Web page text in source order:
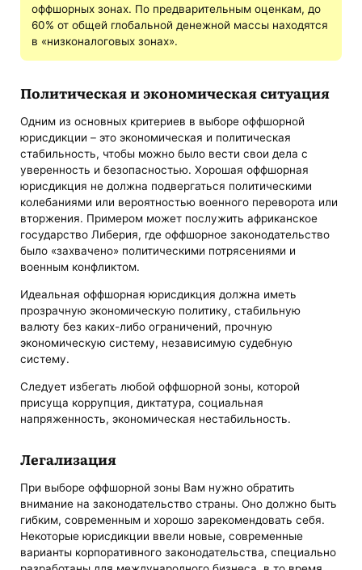
оффшорных зонах. По предварительным оценкам, до
60% от общей глобальной денежной массы находятся
в «низконалоговых зонах».
Политическая и экономическая ситуация
Одним из основных критериев в выборе оффшорной
юрисдикции – это экономическая и политическая
стабильность, чтобы можно было вести свои дела с
уверенность и безопасностью. Хорошая оффшорная
юрисдикция не должна подвергаться политическими
колебаниями или вероятностью военного переворота или
вторжения. Примером может послужить африканское
государство Либерия, где оффшорное законодательство
было «захвачено» политическими потрясениями и
военным конфликтом.
Идеальная оффшорная юрисдикция должна иметь
прозрачную экономическую политику, стабильную
валюту без каких-либо ограничений, прочную
экономическую систему, независимую судебную
систему.
Следует избегать любой оффшорной зоны, которой
присуща коррупция, диктатура, социальная
напряженность, экономическая нестабильность.
Легализация
При выборе оффшорной зоны Вам нужно обратить
внимание на законодательство страны. Оно должно быть
гибким, современным и хорошо зарекомендовать себя.
Некоторые юрисдикции ввели новые, современные
варианты корпоративного законодательства, специально